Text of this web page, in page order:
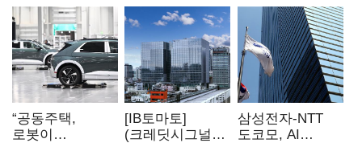
“공동주택,
로봇이
[IB토마토]
(크레딧시그널)
삼성전자-NTT
도코모, AI